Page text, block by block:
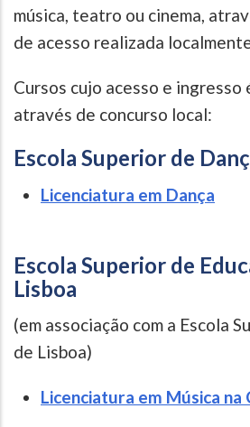
música, teatro ou cinema,
de acesso realizada
Cursos cujo acesso e ingresso
através de concurso local:
Escola Superior de
Licenciatura em Dança
Escola Superior de
Lisboa
(em associação com a Escola
de Lisboa)
Licenciatura em Música na